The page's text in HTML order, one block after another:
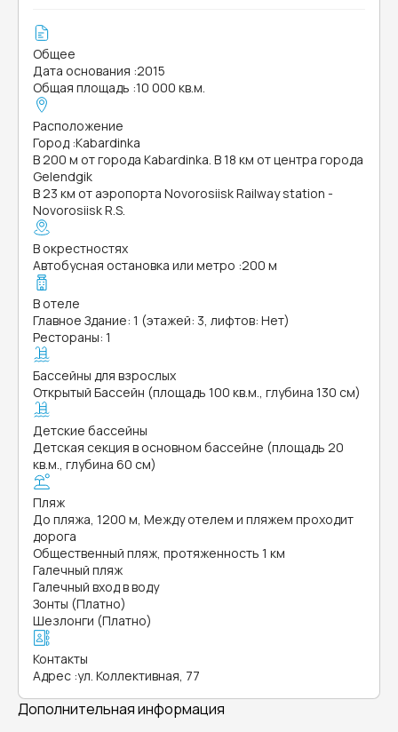
Общее
Дата основания :2015
Общая площадь :10 000 кв.м.
Расположение
Город :Kabardinka
В 200 м от города Kabardinka. В 18 км от центра города
Gelendgik
В 23 км от аэропорта Novorosiisk Railway station -
Novorosiisk R.S.
В окрестностях
Автобусная остановка или метро :200 м
В отеле
Главное Здание: 1 (этажей: 3, лифтов: Нет)
Рестораны: 1
Бассейны для взрослых
Открытый Бассейн (площадь 100 кв.м., глубина 130 см)
Детские бассейны
Детская секция в основном бассейне (площадь 20
кв.м., глубина 60 см)
Пляж
До пляжа, 1200 м, Между отелем и пляжем проходит
дорога
Общественный пляж, протяженность 1 км
Галечный пляж
Галечный вход в воду
Зонты (Платно)
Шезлонги (Платно)
Контакты
Адрес :ул. Коллективная, 77
Дополнительная информация